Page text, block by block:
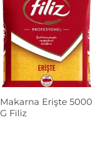
Devamını Oku
Makarna Erişte 5000
G Filiz